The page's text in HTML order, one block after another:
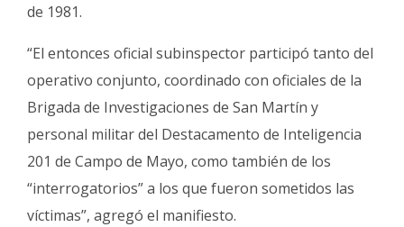
de 1981.
“El entonces oficial subinspector participó tanto del
operativo conjunto, coordinado con oficiales de la
Brigada de Investigaciones de San Martín y
personal militar del Destacamento de Inteligencia
201 de Campo de Mayo, como también de los
“interrogatorios” a los que fueron sometidos las
víctimas”, agregó el manifiesto.